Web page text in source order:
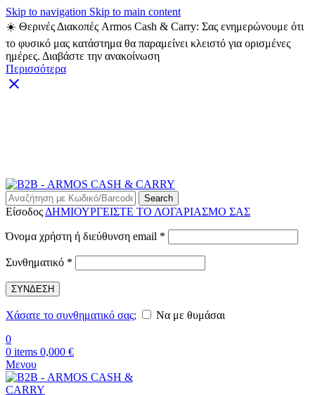
Skip to navigation Skip to main content
☀️ Θερινές Διακοπές Armos Cash & Carry: Σας ενημερώνουμε ότι
το φυσικό μας κατάστημα θα παραμείνει κλειστό για ορισμένες
ημέρες. Διαβάστε την ανακοίνωση
Περισσότερα
Search
Είσοδος ΔΗΜΙΟΥΡΓΕΙΣΤΕ ΤΟ ΛΟΓΑΡΙΑΣΜΟ ΣΑΣ
Όνομα χρήστη ή διεύθυνση email *
Συνθηματικό *
ΣΥΝΔΕΣΗ
Χάσατε το συνθηματικό σας;
Να με θυμάσαι
0
0 items 0,000 €
Μενου